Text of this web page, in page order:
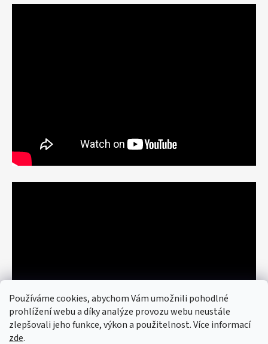
Používáme cookies, abychom Vám umožnili pohodlné
prohlížení webu a díky analýze provozu webu neustále
zlepšovali jeho funkce, výkon a použitelnost. Více informací
zde.